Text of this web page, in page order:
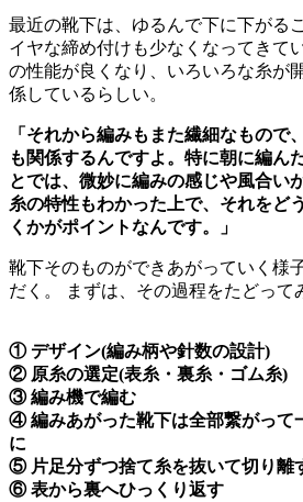
最近の靴下は、ゆるんで下に下がる
イヤな締め付けも少なくなってきて
の性能が良くなり、いろいろな糸が
係しているらしい。
「それから編みもまた繊細なもので
も関係するんですよ。特に朝に編ん
とでは、微妙に編みの感じや風合い
糸の特性もわかった上で、それをど
くかがポイントなんです。」
靴下そのものができあがっていく様
だく。 まずは、その過程をたどって
① デザイン(編み柄や針数の設計)
② 原糸の選定(表糸・裏糸・ゴム糸)
③ 編み機で編む
④ 編みあがった靴下は全部繋がって
に
⑤ 片足分ずつ捨て糸を抜いて切り離
⑥ 表から裏へひっくり返す